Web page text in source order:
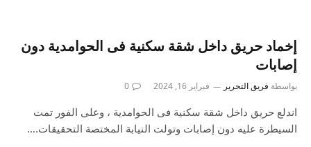
إخماد حريق داخل شقة سكنية فى الحوامدية دون
إصابات
بواسطة فريق التحرير فبراير 16, 2024 0
اندلع حريق داخل شقة سكنية فى الحوامدية ، وعلى الفور تمت
السيطرة عليه دون إصابات وتولت النيابة المختصة التحقيقات.…